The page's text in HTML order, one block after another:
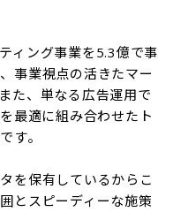
ィング事業を5.3億で事
事業視点の活きたマー
た、単なる広告運用で
最適に組み合わせたト
す。
を保有しているからこ
とスピーディーな施策